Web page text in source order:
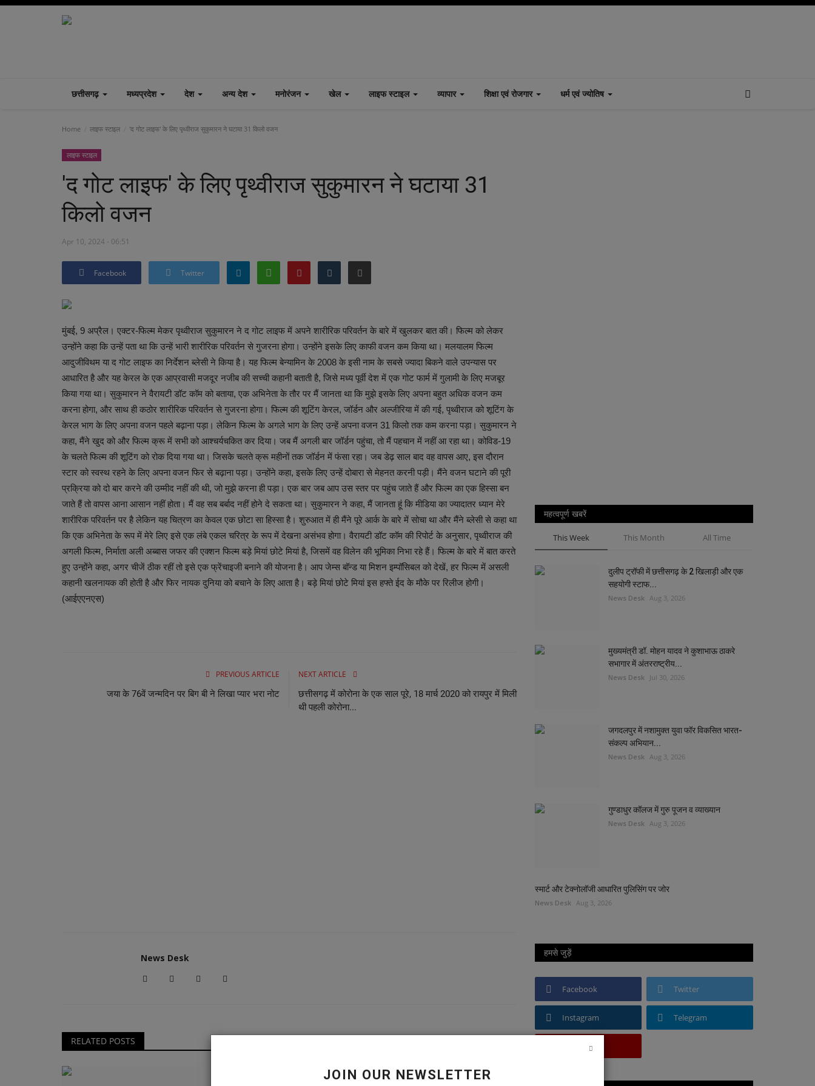
छत्तीसगढ़ मध्यप्रदेश देश अन्य देश मनोरंजन खेल लाइफ स्टाइल व्यापार शिक्षा एवं रोजगार धर्म एवं ज्योतिष
JOIN OUR NEWSLETTER
Home लाइफ स्टाइल 'द गोट लाइफ' के लिए पृथ्वीराज सुकुमारन ने घटाया 31 किलो वजन
लाइफ स्टाइल
'द गोट लाइफ' के लिए पृथ्वीराज सुकुमारन ने घटाया 31
किलो वजन
Apr 10, 2024 - 06:51
Facebook Twitter
मुंबई, 9 अप्रैल। एक्टर-फिल्म मेकर पृथ्वीराज सुकुमारन ने द गोट लाइफ में अपने शारीरिक परिवर्तन के बारे में खुलकर बात की। फिल्म को लेकर
उन्होंने कहा कि उन्हें पता था कि उन्हें भारी शारीरिक परिवर्तन से गुजरना होगा। उन्होंने इसके लिए काफी वजन कम किया था। मलयालम फिल्म
आदुजीविथम या द गोट लाइफ का निर्देशन ब्लेसी ने किया है। यह फिल्म बेन्यामिन के 2008 के इसी नाम के सबसे ज्यादा बिकने वाले उपन्यास पर
आधारित है और यह केरल के एक आप्रवासी मजदूर नजीब की सच्ची कहानी बताती है, जिसे मध्य पूर्वी देश में एक गोट फार्म में गुलामी के लिए मजबूर
किया गया था। सुकुमारन ने वैरायटी डॉट कॉम को बताया, एक अभिनेता के तौर पर मैं जानता था कि मुझे इसके लिए अपना बहुत अधिक वजन कम
करना होगा, और साथ ही कठोर शारीरिक परिवर्तन से गुजरना होगा। फिल्म की शूटिंग केरल, जॉर्डन और अल्जीरिया में की गई, पृथ्वीराज को शूटिंग के
केरल भाग के लिए अपना वजन पहले बढ़ाना पड़ा। लेकिन फिल्म के अगले भाग के लिए उन्हें अपना वजन 31 किलो तक कम करना पड़ा। सुकुमारन ने
कहा, मैंने खुद को और फिल्म क्रू में सभी को आश्चर्यचकित कर दिया। जब मैं अगली बार जॉर्डन पहुंचा, तो मैं पहचान में नहीं आ रहा था। कोविड-19
के चलते फिल्म की शूटिंग को रोक दिया गया था। जिसके चलते क्रू महीनों तक जॉर्डन में फंसा रहा। जब डेढ़ साल बाद वह वापस आए, इस दौरान
स्टार को स्वस्थ रहने के लिए अपना वजन फिर से बढ़ाना पड़ा। उन्होंने कहा, इसके लिए उन्हें दोबारा से मेहनत करनी पड़ी। मैंने वजन घटाने की पूरी
प्रक्रिया को दो बार करने की उम्मीद नहीं की थी, जो मुझे करना ही पड़ा। एक बार जब आप उस स्तर पर पहुंच जाते हैं और फिल्म का एक हिस्सा बन
जाते हैं तो वापस आना आसान नहीं होता। मैं वह सब बर्बाद नहीं होने दे सकता था। सुकुमारन ने कहा, मैं जानता हूं कि मीडिया का ज्यादातर ध्यान मेरे
शारीरिक परिवर्तन पर है लेकिन यह चित्रण का केवल एक छोटा सा हिस्सा है। शुरुआत में ही मैंने पूरे आर्क के बारे में सोचा था और मैंने ब्लेसी से कहा था
कि एक अभिनेता के रूप में मेरे लिए इसे एक लंबे एकल चरित्र के रूप में देखना असंभव होगा। वैरायटी डॉट कॉम की रिपोर्ट के अनुसार, पृथ्वीराज की
अगली फिल्म, निर्माता अली अब्बास जफर की एक्शन फिल्म बड़े मियां छोटे मियां है, जिसमें वह विलेन की भूमिका निभा रहे हैं। फिल्म के बारे में बात करते
हुए उन्होंने कहा, अगर चीजें ठीक रहीं तो इसे एक फ्रेंचाइजी बनाने की योजना है। आप जेम्स बॉन्ड या मिशन इम्पॉसिबल को देखें, हर फिल्म में असली
कहानी खलनायक की होती है और फिर नायक दुनिया को बचाने के लिए आता है। बड़े मियां छोटे मियां इस हफ्ते ईद के मौके पर रिलीज होगी।
(आईएएनएस)
PREVIOUS ARTICLE
जया के 76वें जन्मदिन पर बिग बी ने लिखा प्‍यार भरा नोट
NEXT ARTICLE
छत्तीसगढ़ में कोरोना के एक साल पूरे, 18 मार्च 2020 को रायपुर में मिली
थी पहली कोरोना...
News Desk
RELATED POSTS
महत्वपूर्ण खबरें
This Week This Month All Time
दुलीप ट्रॉफी में छत्तीसगढ़ के 2 खिलाड़ी और एक
सहयोगी स्टाफ...
News Desk Aug 3, 2026
मुख्यमंत्री डॉ. मोहन यादव ने कुशाभाऊ ठाकरे
सभागार में अंतरराष्ट्रीय...
News Desk Jul 30, 2026
जगदलपुर में नशामुक्त युवा फॉर विकसित भारत-
संकल्प अभियान...
News Desk Aug 3, 2026
गुण्डाधुर कॉलज में गुरु पूजन व व्याख्यान
News Desk Aug 3, 2026
स्मार्ट और टेक्नोलॉजी आधारित पुलिसिंग पर जोर
News Desk Aug 3, 2026
हमसे जुड़ें
Facebook Twitter
Instagram Telegram
Youtube